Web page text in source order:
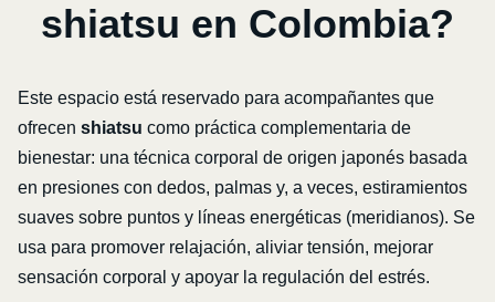
shiatsu en Colombia?
Este espacio está reservado para acompañantes que
ofrecen shiatsu como práctica complementaria de
bienestar: una técnica corporal de origen japonés basada
en presiones con dedos, palmas y, a veces, estiramientos
suaves sobre puntos y líneas energéticas (meridianos). Se
usa para promover relajación, aliviar tensión, mejorar
sensación corporal y apoyar la regulación del estrés.